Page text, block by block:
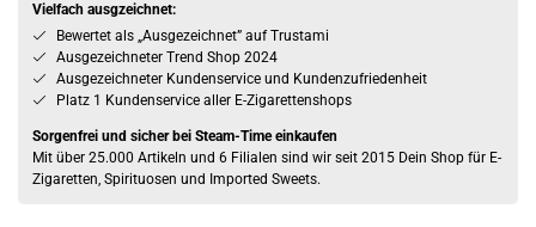
Vielfach ausgzeichnet:
Bewertet als „Ausgezeichnet” auf Trustami
Ausgezeichneter Trend Shop 2024
Ausgezeichneter Kundenservice und Kundenzufriedenheit
Platz 1 Kundenservice aller E-Zigarettenshops
Sorgenfrei und sicher bei Steam-Time einkaufen
Mit über 25.000 Artikeln und 6 Filialen sind wir seit 2015 Dein Shop für E-
Zigaretten, Spirituosen und Imported Sweets.